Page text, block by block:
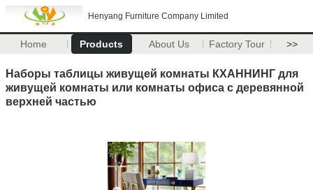
Henyang Furniture Company Limited
Home Products About Us Factory Tour >>
Наборы таблицы живущей комнаты КХАННИНГ для
живущей комнаты или комнаты офиса с деревянной
верхней частью